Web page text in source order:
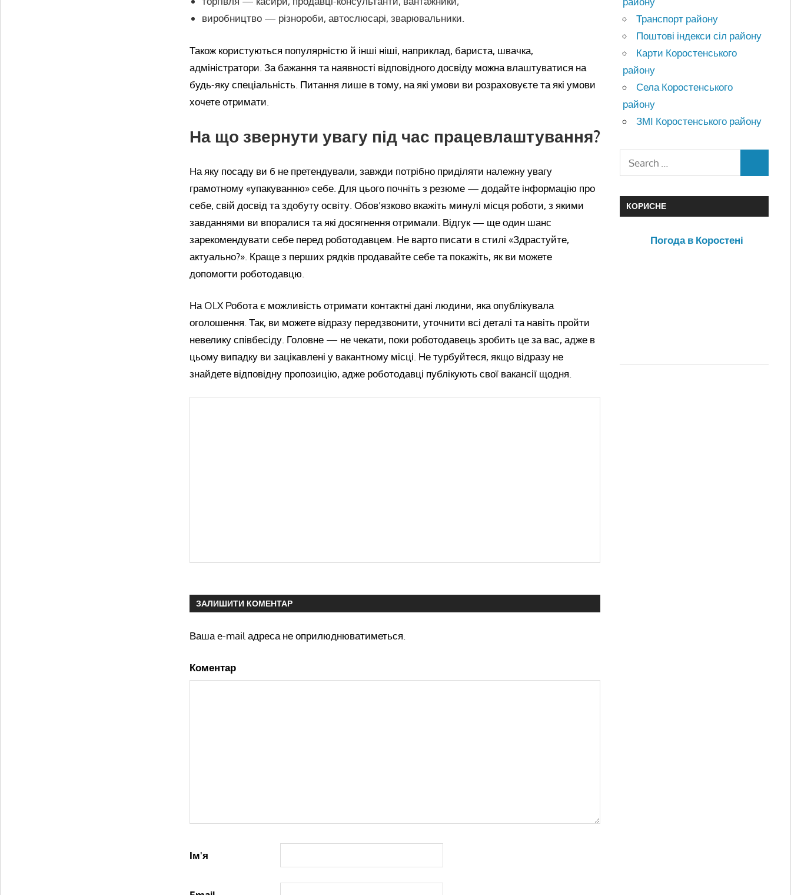
виробництво — різнороби, автослюсарі, зварювальники.
Також користуються популярністю й інші ніші, наприклад, бариста, швачка,
адміністратори. За бажання та наявності відповідного досвіду можна влаштуватися на
будь-яку спеціальність. Питання лише в тому, на які умови ви розраховуєте та які умови
хочете отримати.
На що звернути увагу під час працевлаштування?
На яку посаду ви б не претендували, завжди потрібно приділяти належну увагу
грамотному «упакуванню» себе. Для цього почніть з резюме — додайте інформацію про
себе, свій досвід та здобуту освіту. Обов’язково вкажіть минулі місця роботи, з якими
завданнями ви впоралися та які досягнення отримали. Відгук — ще один шанс
зарекомендувати себе перед роботодавцем. Не варто писати в стилі «Здрастуйте,
актуально?». Краще з перших рядків продавайте себе та покажіть, як ви можете
допомогти роботодавцю.
На OLX Робота є можливість отримати контактні дані людини, яка опублікувала
оголошення. Так, ви можете відразу передзвонити, уточнити всі деталі та навіть пройти
невелику співбесіду. Головне — не чекати, поки роботодавець зробить це за вас, адже в
цьому випадку ви зацікавлені у вакантному місці. Не турбуйтеся, якщо відразу не
знайдете відповідну пропозицію, адже роботодавці публікують свої вакансії щодня.
ЗАЛИШИТИ КОМЕНТАР
Ваша e-mail адреса не оприлюднюватиметься.
Коментар
Ім'я
Транспорт району
Поштові індекси сіл району
Карти Коростенського
району
Села Коростенського
району
ЗМІ Коростенського району
КОРИСНЕ
Погода в Коростені